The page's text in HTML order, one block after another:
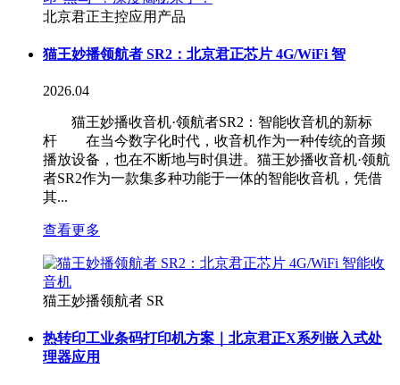
北京君正主控应用产品
猫王妙播领航者 SR2：北京君正芯片 4G/WiFi 智
2026.04
猫王妙播收音机·领航者SR2：智能收音机的新标
杆 在当今数字化时代，收音机作为一种传统的音频
播放设备，也在不断地与时俱进。猫王妙播收音机·领航
者SR2作为一款集多种功能于一体的智能收音机，凭借
其...
查看更多
猫王妙播领航者 SR
热转印工业条码打印机方案｜北京君正X系列嵌入式处
理器应用